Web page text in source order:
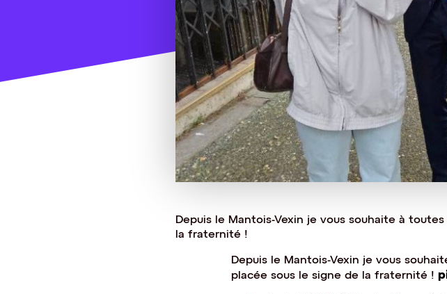
Depuis le Mantois-Vexin je vous souhaite à
la fraternité !
Depuis le Mantois-Vexin je vous
placée sous le signe de la fraternité !